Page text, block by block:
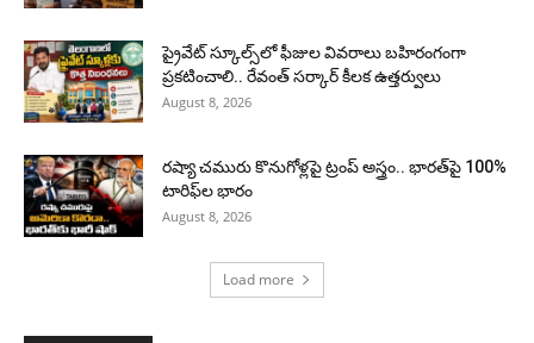
ప్రైవేట్ స్కూల్స్‌లో ఫీజుల వివరాలు బహిరంగంగా
ప్రకటించాలి.. రేవంత్ సర్కార్ కీలక ఉత్తర్వులు
August 8, 2026
రష్యా చమురు కొనుగోళ్లపై ట్రంప్ అస్త్రం.. భారత్‌పై 100%
టారిఫ్‌ల భారం
August 8, 2026
Load more